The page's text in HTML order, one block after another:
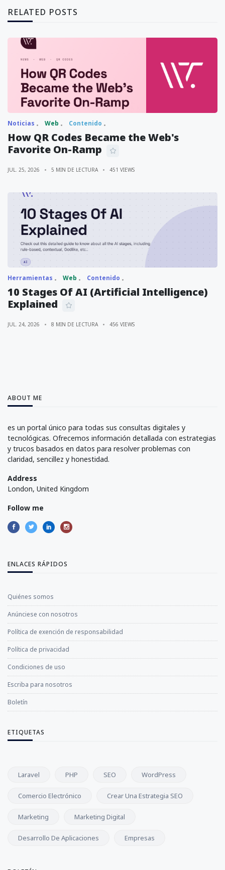
RELATED POSTS
Noticias Web Contenido
How QR Codes Became the Web's
Favorite On-Ramp
JUL. 25, 2026 5 MIN DE LECTURA 451 VIEWS
Herramientas Web Contenido
10 Stages Of AI (Artificial Intelligence)
Explained
JUL. 24, 2026 8 MIN DE LECTURA 456 VIEWS
ABOUT ME
es un portal único para todas sus consultas digitales y
tecnológicas. Ofrecemos información detallada con estrategias
y trucos basados en datos para resolver problemas con
claridad, sencillez y honestidad.
Address
London, United Kingdom
Follow me
ENLACES RÁPIDOS
Quiénes somos
Anúnciese con nosotros
Política de exención de responsabilidad
Política de privacidad
Condiciones de uso
Escriba para nosotros
Boletín
ETIQUETAS
Laravel PHP SEO WordPress
Comercio Electrónico Crear Una Estrategia SEO
Marketing Marketing Digital
Desarrollo De Aplicaciones Empresas